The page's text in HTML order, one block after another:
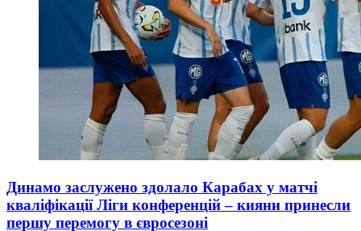
Динамо заслужено здолало Карабах у матчі
кваліфікації Ліги конференцій – кияни принесли
першу перемогу в євросезоні